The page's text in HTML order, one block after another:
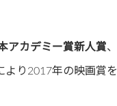
アカデミー賞新人賞、
より2017年の映画賞を